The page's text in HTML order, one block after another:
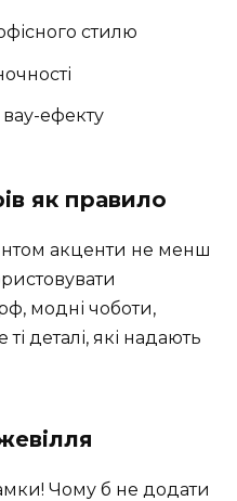
стилю
ефекту
як правило
акценти не менш
модні чоботи,
деталі, які надають
Чому б не додати